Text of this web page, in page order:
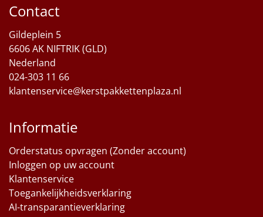
Contact
Gildeplein 5
6606 AK NIFTRIK (GLD)
Nederland
024-303 11 66
klantenservice@kerstpakkettenplaza.nl
Informatie
Orderstatus opvragen (Zonder account)
Inloggen op uw account
Klantenservice
Toegankelijkheidsverklaring
AI-transparantieverklaring